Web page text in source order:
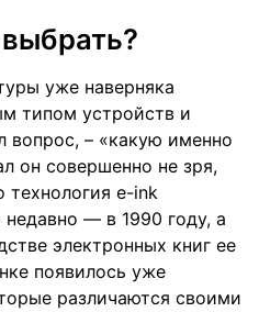
уже наверняка
типом устройств и
вопрос, – «какую именно
он совершенно не зря,
технология e-ink
недавно — в 1990 году, а
электронных книг ее
появилось уже
различаются своими